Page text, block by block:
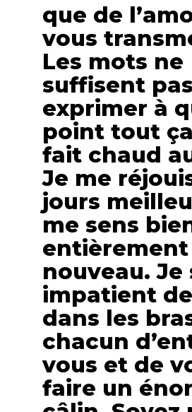
que de
vous
Les mots ne
suffisent
exprimer à
point tout ça
fait chaud
Je me
jours
me sens
entièrement
nouveau. Je
impatient
dans les
chacun
vous et de
faire un